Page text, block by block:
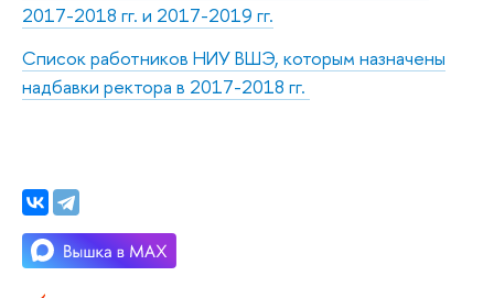
2017-2018 гг. и 2017-2019 гг.
Список работников НИУ ВШЭ, которым назначены
надбавки ректора в 2017-2018 гг.